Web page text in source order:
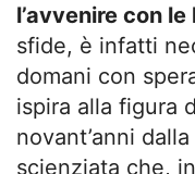
l’avvenire con le
sfide, è infatti
domani con
ispira alla figura
novant’anni
scienziata che,